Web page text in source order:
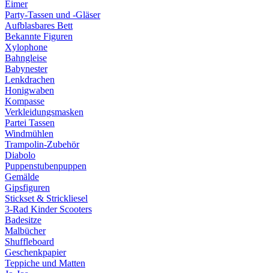
Eimer
Party-Tassen und -Gläser
Aufblasbares Bett
Bekannte Figuren
Xylophone
Bahngleise
Babynester
Lenkdrachen
Honigwaben
Kompasse
Verkleidungsmasken
Partei Tassen
Windmühlen
Trampolin-Zubehör
Diabolo
Puppenstubenpuppen
Gemälde
Gipsfiguren
Stickset & Strickliesel
3-Rad Kinder Scooters
Badesitze
Malbücher
Shuffleboard
Geschenkpapier
Teppiche und Matten